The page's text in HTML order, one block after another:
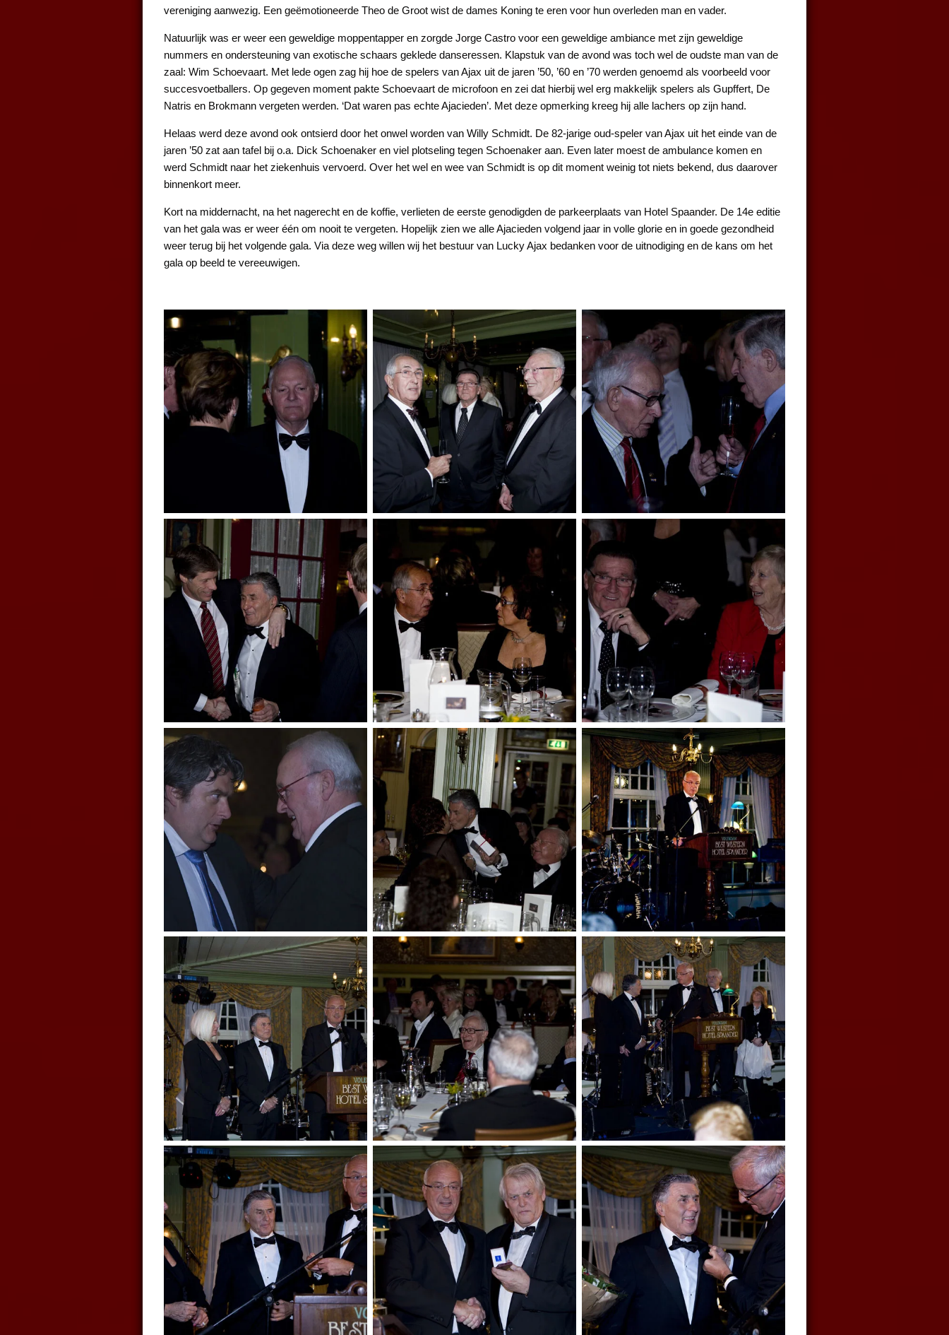
vereniging aanwezig. Een geëmotioneerde Theo de Groot wist de dames Koning te eren voor hun overleden man en vader.
Natuurlijk was er weer een geweldige moppentapper en zorgde Jorge Castro voor een geweldige ambiance met zijn geweldige
nummers en ondersteuning van exotische schaars geklede danseressen. Klapstuk van de avond was toch wel de oudste man van de
zaal: Wim Schoevaart. Met lede ogen zag hij hoe de spelers van Ajax uit de jaren ’50, ’60 en ’70 werden genoemd als voorbeeld voor
succesvoetballers. Op gegeven moment pakte Schoevaart de microfoon en zei dat hierbij wel erg makkelijk spelers als Gupffert, De
Natris en Brokmann vergeten werden. ‘Dat waren pas echte Ajacieden’. Met deze opmerking kreeg hij alle lachers op zijn hand.
Helaas werd deze avond ook ontsierd door het onwel worden van Willy Schmidt. De 82-jarige oud-speler van Ajax uit het einde van de
jaren ’50 zat aan tafel bij o.a. Dick Schoenaker en viel plotseling tegen Schoenaker aan. Even later moest de ambulance komen en
werd Schmidt naar het ziekenhuis vervoerd. Over het wel en wee van Schmidt is op dit moment weinig tot niets bekend, dus daarover
binnenkort meer.
Kort na middernacht, na het nagerecht en de koffie, verlieten de eerste genodigden de parkeerplaats van Hotel Spaander. De 14e editie
van het gala was er weer één om nooit te vergeten. Hopelijk zien we alle Ajacieden volgend jaar in volle glorie en in goede gezondheid
weer terug bij het volgende gala. Via deze weg willen wij het bestuur van Lucky Ajax bedanken voor de uitnodiging en de kans om het
gala op beeld te vereeuwigen.